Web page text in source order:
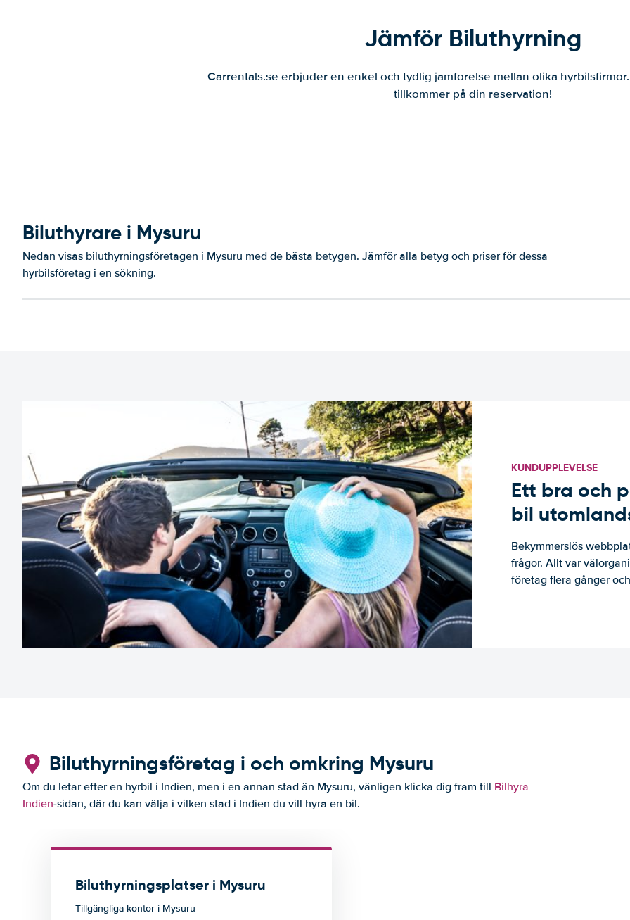
Jämför Biluthyrning
Carrentals.se erbjuder en enkel och tydlig jämförelse mellan olika
tillkommer på din reservation!
Biluthyrare i Mysuru
Nedan visas biluthyrningsföretagen i Mysuru med de bästa betygen. Jämför alla betyg och priser för dessa
hyrbilsföretag i en sökning.
KUNDUPPLEVELSE
Ett bra och
bil
Bekymmerslös
frågor. Allt var
företag flera gånger
Biluthyrningsföretag i och omkring Mysuru
Om du letar efter en hyrbil i Indien, men i en annan stad än Mysuru, vänligen klicka dig fram till Bilhyra
Indien-sidan, där du kan välja i vilken stad i Indien du vill hyra en bil.
Biluthyrningsplatser i Mysuru
Tillgängliga kontor i Mysuru